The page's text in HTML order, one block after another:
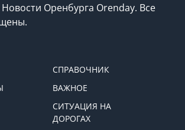
Оренбурга Orenday. Все
СПРАВОЧНИК
ВАЖНОЕ
СИТУАЦИЯ НА
ДОРОГАХ